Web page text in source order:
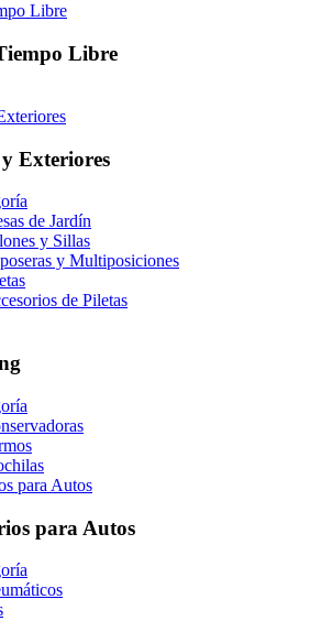
Libre
Libre
Exteriores
de Jardín
y Sillas
y Multiposiciones
de Piletas
para Autos
para Autos